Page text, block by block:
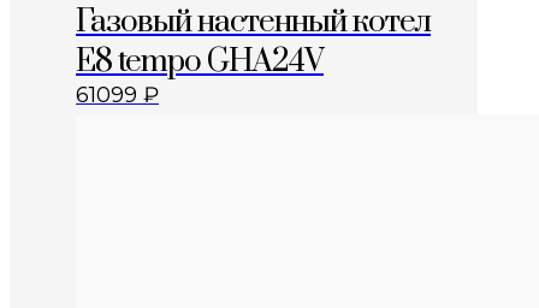
Газовый настенный котел
E8 tempo GHA24V
61099 ₽